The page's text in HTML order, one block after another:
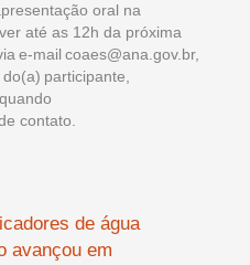
oral na
até as 12h da próxima
e-mail coaes@ana.gov.br,
participante,
contato.
de água
avançou em